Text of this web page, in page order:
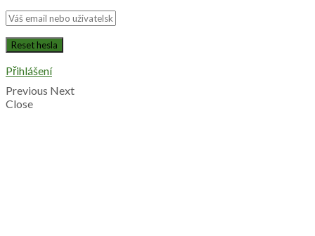
Přihlášení
Previous Next
Close